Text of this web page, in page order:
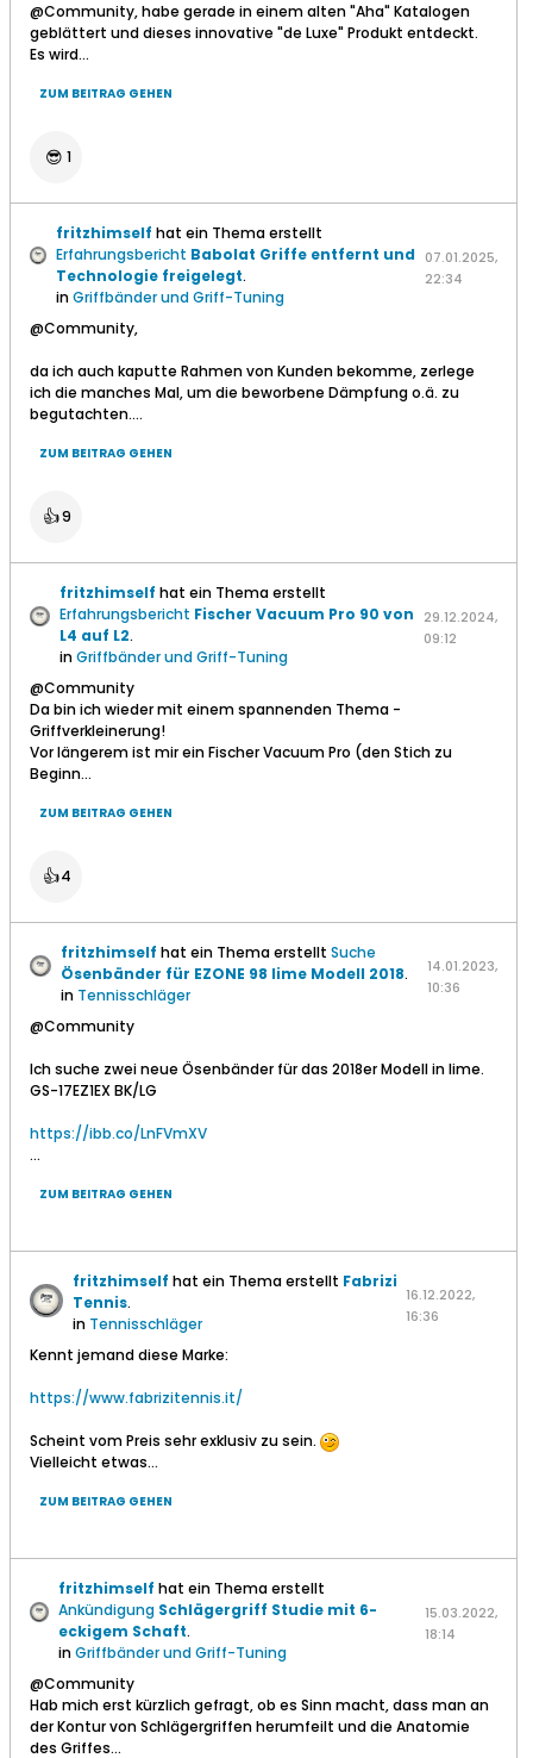
@Community, habe gerade in einem alten "Aha" Katalogen
geblättert und dieses innovative "de Luxe" Produkt entdeckt.
Es wird...
ZUM BEITRAG GEHEN
😎 1
fritzhimself hat ein Thema erstellt
Erfahrungsbericht Babolat Griffe entfernt und
Technologie freigelegt.
inGriffbänder und Griff-Tuning
07.01.2025,
22:34
@Community,
da ich auch kaputte Rahmen von Kunden bekomme, zerlege
ich die manches Mal, um die beworbene Dämpfung o.ä. zu
begutachten....
ZUM BEITRAG GEHEN
👍9
fritzhimself hat ein Thema erstellt
Erfahrungsbericht Fischer Vacuum Pro 90 von
L4 auf L2.
inGriffbänder und Griff-Tuning
29.12.2024,
09:12
@Community
Da bin ich wieder mit einem spannenden Thema -
Griffverkleinerung!
Vor längerem ist mir ein Fischer Vacuum Pro (den Stich zu
Beginn...
ZUM BEITRAG GEHEN
👍4
fritzhimself hat ein Thema erstellt Suche
Ösenbänder für EZONE 98 lime Modell 2018.
in Tennisschläger
14.01.2023,
10:36
@Community
Ich suche zwei neue Ösenbänder für das 2018er Modell in lime.
GS-17EZ1EX BK/LG
https://ibb.co/LnFVmXV
...
ZUM BEITRAG GEHEN
fritzhimself hat ein Thema erstellt Fabrizi
Tennis.
in Tennisschläger
16.12.2022,
16:36
Kennt jemand diese Marke:
https://www.fabrizitennis.it/
Scheint vom Preis sehr exklusiv zu sein.
Vielleicht etwas...
ZUM BEITRAG GEHEN
fritzhimself hat ein Thema erstellt
Ankündigung Schlägergriff Studie mit 6-
eckigem Schaft.
inGriffbänder und Griff-Tuning
15.03.2022,
18:14
@Community
Hab mich erst kürzlich gefragt, ob es Sinn macht, dass man an
der Kontur von Schlägergriffen herumfeilt und die Anatomie
des Griffes...